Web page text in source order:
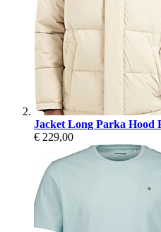
Jacket Long Parka Hood
€ 229,00